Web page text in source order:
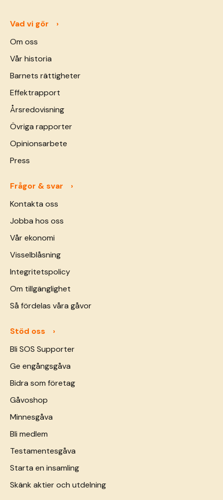
Vad vi gör
Om oss
Vår historia
Barnets rättigheter
Effektrapport
Årsredovisning
Övriga rapporter
Opinionsarbete
Press
Frågor & svar
Kontakta oss
Jobba hos oss
Vår ekonomi
Visselblåsning
Integritetspolicy
Om tillgänglighet
Så fördelas våra gåvor
Stöd oss
Bli SOS Supporter
Ge engångsgåva
Bidra som företag
Gåvoshop
Minnesgåva
Bli medlem
Testamentesgåva
Starta en insamling
Skänk aktier och utdelning